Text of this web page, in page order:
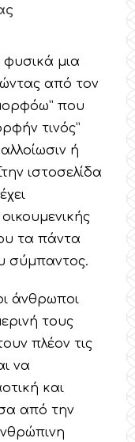
φυσικά μια
από τον
που
τινός”
ή
ιστοσελίδα
τα πάντα
σύμπαντος.
άνθρωποι
τους
πλέον τις
να
και
από την